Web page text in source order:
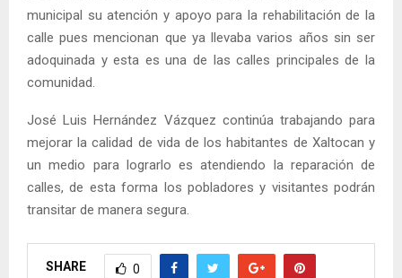
municipal su atención y apoyo para la rehabilitación de la
calle pues mencionan que ya llevaba varios años sin ser
adoquinada y esta es una de las calles principales de la
comunidad.
José Luis Hernández Vázquez continúa trabajando para
mejorar la calidad de vida de los habitantes de Xaltocan y
un medio para lograrlo es atendiendo la reparación de
calles, de esta forma los pobladores y visitantes podrán
transitar de manera segura.
SHARE 0